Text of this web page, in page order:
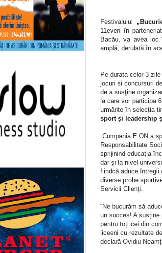
Festivalului
11even în
Bacău, va avea loc
amplă, derulată în
Pe durata celor 3
jocuri si concursuri
de a susţine
la care vor participa
urmărite în selecția
sport și leadership
Compania E.ON a
Responsabilitate
sprijinind educaţia
dar şi la nivel
fiindcă aduce întregii
diverse probe
Servicii Clienţi.
“Ne bucurăm să
un succes! A susține
pentru toți cei din
liceeni cu rezultate
declară Ovidiu